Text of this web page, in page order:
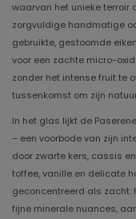
waarvan het unieke terroir
zorgvuldige handmatige
gebruikte, gestoomde
voor een zachte micro-
zonder het intense fruit te
tussenkomst om zijn
In het glas lijkt de
– een voorbode van zijn
door zwarte kers, cassis
toffee, vanille en delicate
geconcentreerd als zacht:
fijne minerale nuances,